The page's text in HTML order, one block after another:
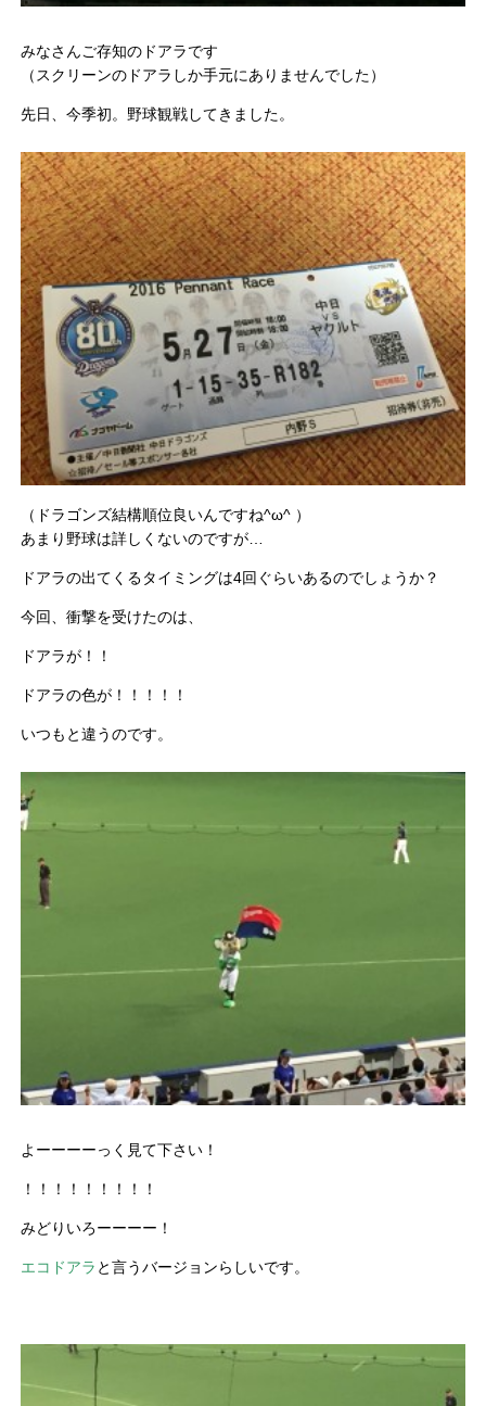
みなさんご存知のドアラです
（スクリーンのドアラしか手元にありませんでした）
先日、今季初。野球観戦してきました。
（ドラゴンズ結構順位良いんですね^ω^ ）
あまり野球は詳しくないのですが…
ドアラの出てくるタイミングは4回ぐらいあるのでしょうか？
今回、衝撃を受けたのは、
ドアラが！！
ドアラの色が！！！！！
いつもと違うのです。
よーーーーっく見て下さい！
！！！！！！！！！
みどりいろーーーー！
エコドアラ と言うバージョンらしいです。